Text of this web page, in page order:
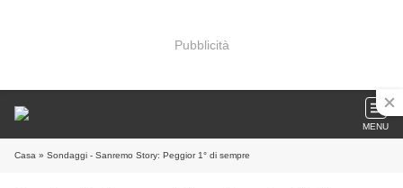
Pubblicità
MENU
Casa » Sondaggi - Sanremo Story: Peggior 1° di sempre